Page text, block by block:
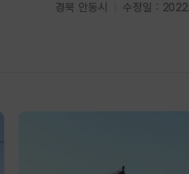
경북 안동시 수정일 :